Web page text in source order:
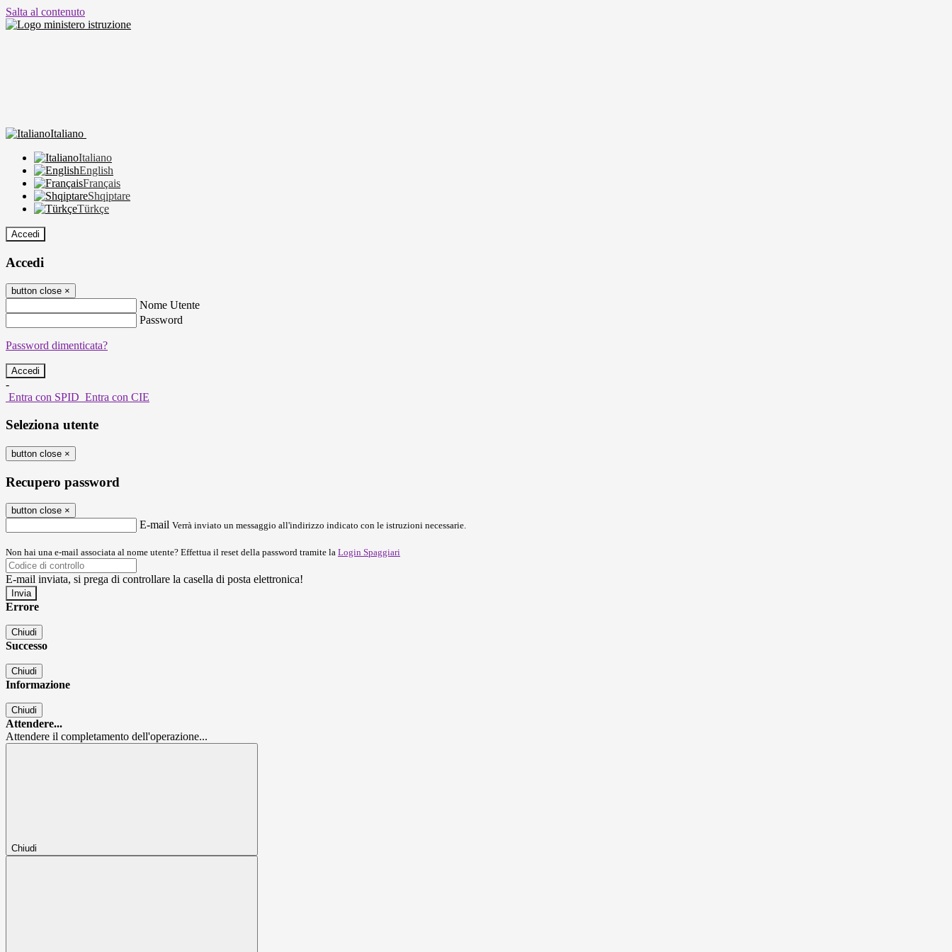
Salta al contenuto
Italiano
Italiano
English
Français
Shqiptare
Türkçe
Accedi
Accedi
button close ×
Nome Utente
Password
Password dimenticata?
-
Entra con SPID Entra con CIE
Seleziona utente
button close ×
Recupero password
button close ×
E-mail Verrà inviato un messaggio all'indirizzo indicato con le istruzioni necessarie.
Non hai una e-mail associata al nome utente? Effettua il reset della password tramite la Login Spaggiari
E-mail inviata, si prega di controllare la casella di posta elettronica!
Errore
Chiudi
Successo
Chiudi
Informazione
Chiudi
Attendere...
Attendere il completamento dell'operazione...
Chiudi